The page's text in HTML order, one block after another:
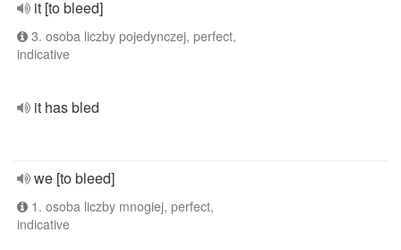
it [to bleed]
3. osoba liczby pojedynczej, perfect,
indicative
it has bled
we [to bleed]
1. osoba liczby mnogiej, perfect,
indicative